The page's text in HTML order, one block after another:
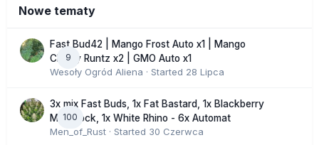
Nowe tematy
9
Fast Bud42 | Mango Frost Auto x1 | Mango
Cherry Runtz x2 | GMO Auto x1
Wesoły Ogród Aliena · Started 28 Lipca
100
3x mix Fast Buds, 1x Fat Bastard, 1x Blackberry
Moonrock, 1x White Rhino - 6x Automat
Men_of_Rust · Started 30 Czerwca